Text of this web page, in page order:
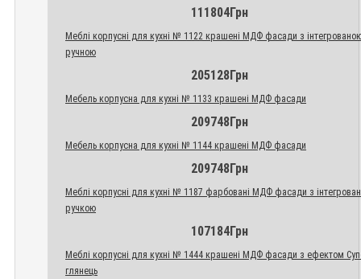
111804Грн
Меблі корпусні для кухні № 1122 крашені МДФ фасади з
ручною
205128Грн
Мебель корпусна для кухні № 1133 крашені МДФ фасади
209748Грн
Мебель корпусна для кухні № 1144 крашені МДФ фасади
209748Грн
Меблі корпусні для кухні № 1187 фарбовані МДФ фасади з
ручкою
107184Грн
Меблі корпусні для кухні № 1444 крашені МДФ фасади з ефектом
глянець